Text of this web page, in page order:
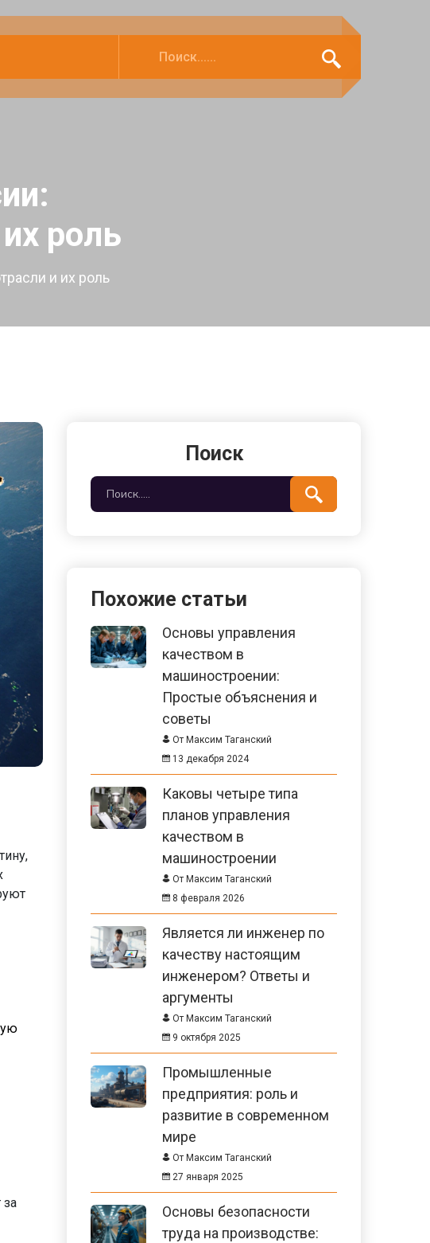
роль
и их роль
Поиск
Похожие статьи
Основы управления
качеством в
машиностроении:
Простые объяснения и
советы
От Максим Таганский
13 декабря 2024
Каковы четыре типа
планов управления
качеством в
машиностроении
От Максим Таганский
8 февраля 2026
Является ли инженер по
качеству настоящим
инженером? Ответы и
аргументы
От Максим Таганский
9 октября 2025
Промышленные
предприятия: роль и
развитие в современном
мире
От Максим Таганский
27 января 2025
Основы безопасности
труда на производстве: